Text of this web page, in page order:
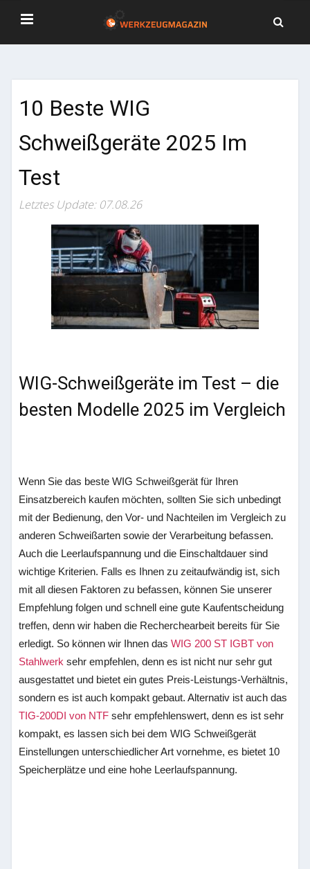
10 Beste WIG
Schweißgeräte 2025 Im
Test
Letztes Update: 07.08.26
WIG-Schweißgeräte im Test – die
besten Modelle 2025 im Vergleich
Wenn Sie das beste WIG Schweißgerät für Ihren
Einsatzbereich kaufen möchten, sollten Sie sich unbedingt
mit der Bedienung, den Vor- und Nachteilen im Vergleich zu
anderen Schweißarten sowie der Verarbeitung befassen.
Auch die Leerlaufspannung und die Einschaltdauer sind
wichtige Kriterien. Falls es Ihnen zu zeitaufwändig ist, sich
mit all diesen Faktoren zu befassen, können Sie unserer
Empfehlung folgen und schnell eine gute Kaufentscheidung
treffen, denn wir haben die Recherchearbeit bereits für Sie
erledigt. So können wir Ihnen dasWIG 200 ST IGBT von
Stahlwerk sehr empfehlen, denn es ist nicht nur sehr gut
ausgestattet und bietet ein gutes Preis-Leistungs-Verhältnis,
sondern es ist auch kompakt gebaut. Alternativ ist auch das
TIG-200DI von NTF sehr empfehlenswert, denn es ist sehr
kompakt, es lassen sich bei dem WIG Schweißgerät
Einstellungen unterschiedlicher Art vornehme, es bietet 10
Speicherplätze und eine hohe Leerlaufspannung.